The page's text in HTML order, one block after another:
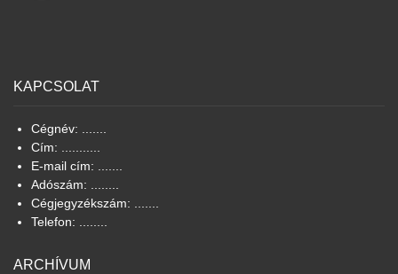
KAPCSOLAT
Cégnév: .......
Cím: ...........
E-mail cím: .......
Adószám: ........
Cégjegyzékszám: .......
Telefon: ........
ARCHÍVUM